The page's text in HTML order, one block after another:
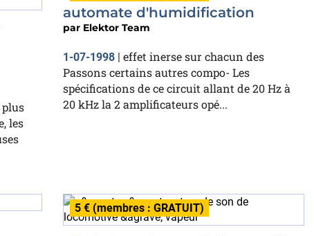
plus
les
automate d'humidification
par Elektor Team
1-07-1998 | effet inerse sur chacun des
Passons certains autres compo- Les
spécifications de ce circuit allant de 20 Hz à
20 kHz la 2 amplificateurs opé...
5 € (membres : GRATUIT)